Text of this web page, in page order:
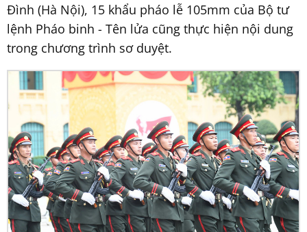
Đình (Hà Nội), 15 khẩu pháo lễ 105mm của Bộ tư
lệnh Pháo binh - Tên lửa cũng thực hiện nội dung
trong chương trình sơ duyệt.